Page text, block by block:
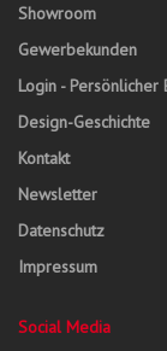
Showroom
Gewerbekunden
Login - Persönlicher
Design-Geschichte
Kontakt
Newsletter
Datenschutz
Impressum
Social Media